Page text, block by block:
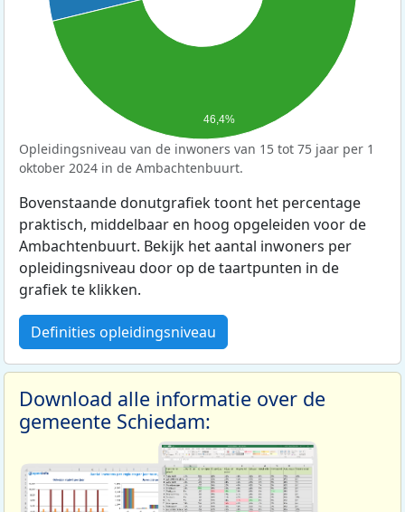
46,4%
Opleidingsniveau van de inwoners van 15 tot 75 jaar per 1
oktober 2024 in de Ambachtenbuurt.
Bovenstaande donutgrafiek toont het percentage
praktisch, middelbaar en hoog opgeleiden voor de
Ambachtenbuurt. Bekijk het aantal inwoners per
opleidingsniveau door op de taartpunten in de
grafiek te klikken.
Definities opleidingsniveau
Download alle informatie over de
gemeente Schiedam: